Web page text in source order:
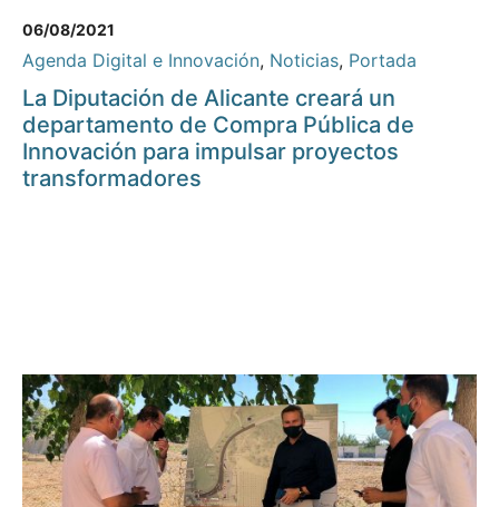
06/08/2021
Agenda Digital e Innovación, Noticias, Portada
La Diputación de Alicante creará un
departamento de Compra Pública de
Innovación para impulsar proyectos
transformadores